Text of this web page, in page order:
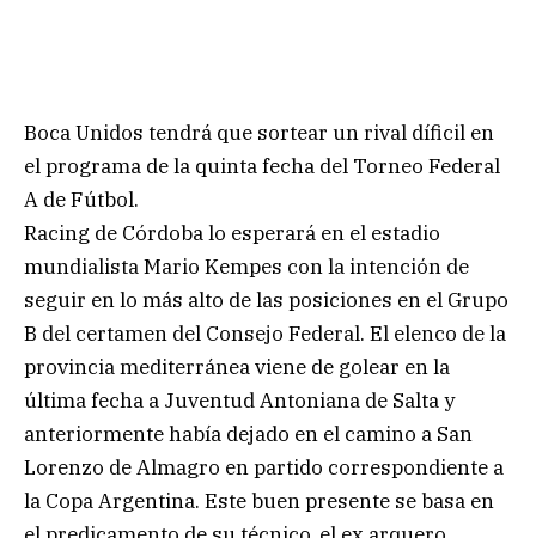
Boca Unidos tendrá que sortear un rival díficil en
el programa de la quinta fecha del Torneo Federal
A de Fútbol.
Racing de Córdoba lo esperará en el estadio
mundialista Mario Kempes con la intención de
seguir en lo más alto de las posiciones en el Grupo
B del certamen del Consejo Federal. El elenco de la
provincia mediterránea viene de golear en la
última fecha a Juventud Antoniana de Salta y
anteriormente había dejado en el camino a San
Lorenzo de Almagro en partido correspondiente a
la Copa Argentina. Este buen presente se basa en